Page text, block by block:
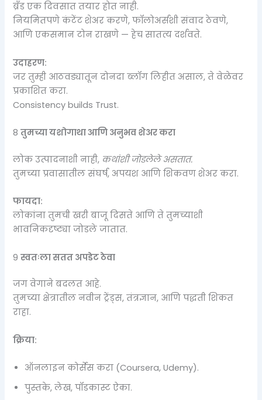
ब्रँड एक दिवसात तयार होत नाही.
नियमितपणे कंटेंट शेअर करणे, फॉलोअर्सशी संवाद ठेवणे,
आणि एकसमान टोन राखणे — हेच सातत्य दर्शवते.
उदाहरण:
जर तुम्ही आठवड्यातून दोनदा ब्लॉग लिहीत असाल, ते वेळेवर
प्रकाशित करा.
Consistency builds Trust.
8️तुमच्या यशोगाथा आणि अनुभव शेअर करा
लोक उत्पादनाशी नाही, कथांशी जोडलेले असतात.
तुमच्या प्रवासातील संघर्ष, अपयश आणि शिकवण शेअर करा.
फायदा:
लोकांना तुमची खरी बाजू दिसते आणि ते तुमच्याशी
भावनिकदृष्ट्या जोडले जातात.
9️स्वतःला सतत अपडेट ठेवा
जग वेगाने बदलत आहे.
तुमच्या क्षेत्रातील नवीन ट्रेंड्स, तंत्रज्ञान, आणि पद्धती शिकत
राहा.
क्रिया:
ऑनलाइन कोर्सेस करा (Coursera, Udemy).
पुस्तके, लेख, पॉडकास्ट ऐका.